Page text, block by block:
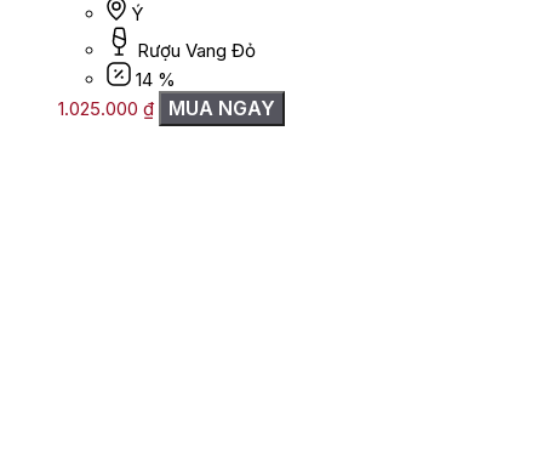
Ý
Rượu Vang Đỏ
14 %
1.025.000 ₫ MUA NGAY